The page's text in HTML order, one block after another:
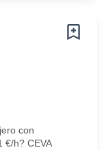
con
€/h? CEVA